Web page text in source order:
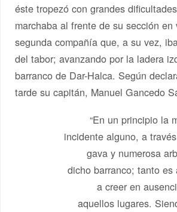
éste tropezó con grandes
marchaba al frente de su sección
segunda compañía que, a su vez,
del tabor; avanzando por la ladera
barranco de Dar-Halca. Según
tarde su capitán, Manuel Gancedo
“En un principio la
incidente alguno, a
gava y numerosa
dicho barranco; tanto
a creer en
aquellos lugares.